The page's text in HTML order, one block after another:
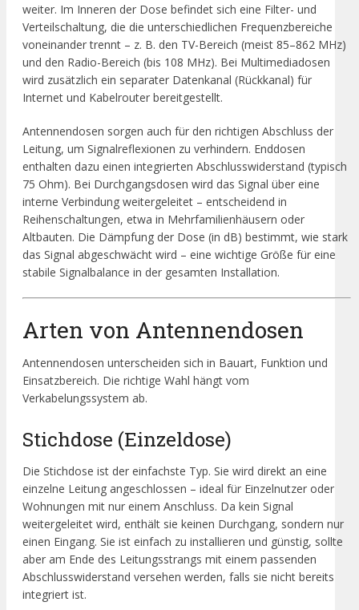
weiter. Im Inneren der Dose befindet sich eine Filter- und
Verteilschaltung, die die unterschiedlichen Frequenzbereiche
voneinander trennt – z. B. den TV-Bereich (meist 85–862 MHz)
und den Radio-Bereich (bis 108 MHz). Bei Multimediadosen
wird zusätzlich ein separater Datenkanal (Rückkanal) für
Internet und Kabelrouter bereitgestellt.
Antennendosen sorgen auch für den richtigen Abschluss der
Leitung, um Signalreflexionen zu verhindern. Enddosen
enthalten dazu einen integrierten Abschlusswiderstand (typisch
75 Ohm). Bei Durchgangsdosen wird das Signal über eine
interne Verbindung weitergeleitet – entscheidend in
Reihenschaltungen, etwa in Mehrfamilienhäusern oder
Altbauten. Die Dämpfung der Dose (in dB) bestimmt, wie stark
das Signal abgeschwächt wird – eine wichtige Größe für eine
stabile Signalbalance in der gesamten Installation.
Arten von Antennendosen
Antennendosen unterscheiden sich in Bauart, Funktion und
Einsatzbereich. Die richtige Wahl hängt vom
Verkabelungssystem ab.
Stichdose (Einzeldose)
Die Stichdose ist der einfachste Typ. Sie wird direkt an eine
einzelne Leitung angeschlossen – ideal für Einzelnutzer oder
Wohnungen mit nur einem Anschluss. Da kein Signal
weitergeleitet wird, enthält sie keinen Durchgang, sondern nur
einen Eingang. Sie ist einfach zu installieren und günstig, sollte
aber am Ende des Leitungsstrangs mit einem passenden
Abschlusswiderstand versehen werden, falls sie nicht bereits
integriert ist.